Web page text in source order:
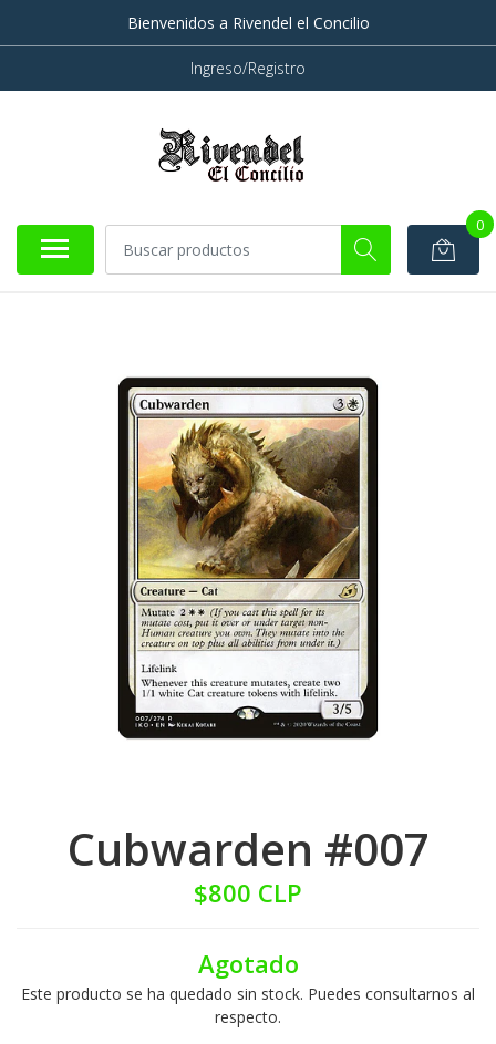
Bienvenidos a Rivendel el Concilio
Ingreso/Registro
0
Cubwarden #007
$800 CLP
Agotado
Este producto se ha quedado sin stock. Puedes consultarnos al
respecto.